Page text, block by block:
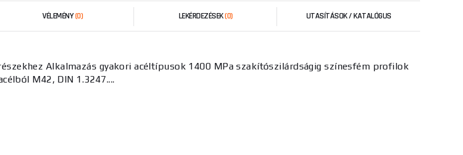
VÉLEMÉNY(0) LEKÉRDEZÉSEK(0) UTASÍTÁSOK / KATALÓGUS
Alkalmazás gyakori acéltípusok 1400 MPa szakítószilárdságig színesfém profilok
M42, DIN 1.3247....